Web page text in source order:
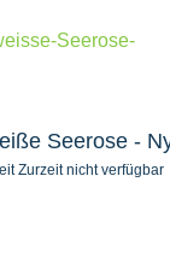
Zurzeit nicht verfügbar